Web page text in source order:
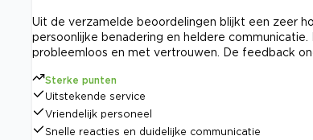
Uit de verzamelde beoordelingen blijkt een zeer
persoonlijke benadering en heldere
probleemloos en met vertrouwen. De feedback
Sterke punten
Uitstekende service
Vriendelijk personeel
Snelle reacties en duidelijke communicatie